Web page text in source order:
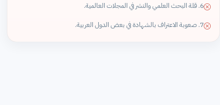
6. قلة البحث العلمي والنشر في المجلات العالمية.
7. صعوبة الاعتراف بالشهادة في بعض الدول العربية.